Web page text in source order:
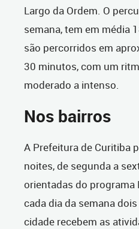
Largo da Ordem. O
semana, tem em média
são percorridos em
30 minutos, com um
moderado a intenso.
Nos bairros
A Prefeitura de Curitiba
noites, de segunda a
orientadas do programa
cada dia da semana
cidade recebem as